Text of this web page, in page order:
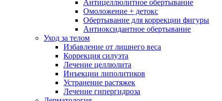
Антицеллюлитное обертывание
Омоложение + детокс
Обертывание для коррекции фигуры
Антиоксидантное обертывание
Уход за телом
Избавление от лишнего веса
Коррекция силуэта
Лечение целлюлита
Инъекции липолитиков
Устранение растяжек
Лечение гипергидроза